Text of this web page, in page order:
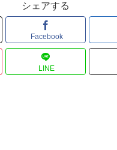
シェアする
Facebook
LINE